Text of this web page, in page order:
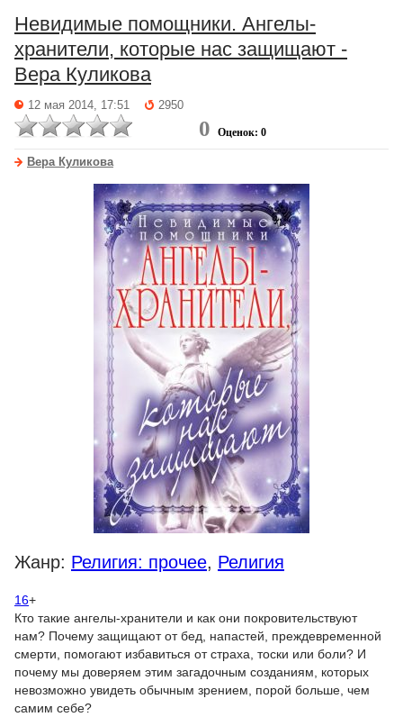
Невидимые помощники. Ангелы-
хранители, которые нас защищают -
Вера Куликова
12 мая 2014, 17:51 2950
0 Оценок: 0
Вера Куликова
Жанр: Религия: прочее, Религия
16+
Кто такие ангелы-хранители и как они покровительствуют
нам? Почему защищают от бед, напастей, преждевременной
смерти, помогают избавиться от страха, тоски или боли? И
почему мы доверяем этим загадочным созданиям, которых
невозможно увидеть обычным зрением, порой больше, чем
самим себе?